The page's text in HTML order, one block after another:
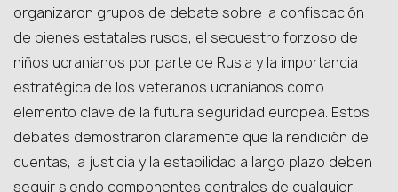
organizaron grupos de debate sobre la confiscación
de bienes estatales rusos, el secuestro forzoso de
niños ucranianos por parte de Rusia y la importancia
estratégica de los veteranos ucranianos como
elemento clave de la futura seguridad europea. Estos
debates demostraron claramente que la rendición de
cuentas, la justicia y la estabilidad a largo plazo deben
seguir siendo componentes centrales de cualquier